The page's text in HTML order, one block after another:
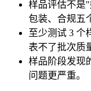
样品评估不是
包装、合规五
至少测试 3
表不了批次质
样品阶段发现
问题更严重。